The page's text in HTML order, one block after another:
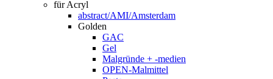
für Acryl
abstract/AMI/Amsterdam
Golden
GAC
Gel
Malgründe + -medien
OPEN-Malmittel